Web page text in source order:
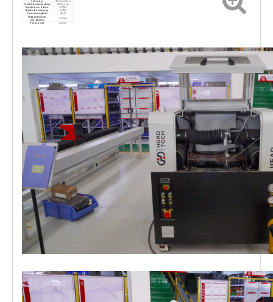
Corte de viajes 300 mm x 300 mm
Velocidad de inactividad máxima 3000 mm/min
Requisito de presión del aire
≥ 0.6 MPa
Requisito de presión de agua
≥ 0.4 MPa
Consumo de energía total
4.5 kW
Repita la precisión del
posicionamiento
± 0.05 mm
Precisión de corte
± 0.1 mm